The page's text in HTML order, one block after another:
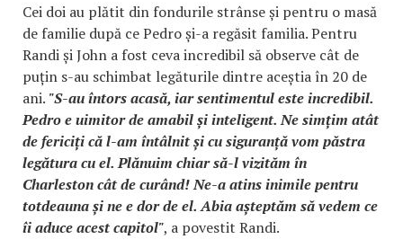
Cei doi au plătit din fondurile strânse și pentru o masă
de familie după ce Pedro și-a regăsit familia. Pentru
Randi și John a fost ceva incredibil să observe cât de
puțin s-au schimbat legăturile dintre aceștia în 20 de
ani. "S-au întors acasă, iar sentimentul este incredibil.
Pedro e uimitor de amabil și inteligent. Ne simțim atât
de fericiți că l-am întâlnit și cu siguranță vom păstra
legătura cu el. Plănuim chiar să-l vizităm în
Charleston cât de curând! Ne-a atins inimile pentru
totdeauna și ne e dor de el. Abia așteptăm să vedem ce
îi aduce acest capitol", a povestit Randi.